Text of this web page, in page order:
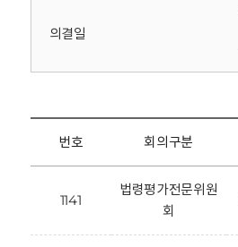
의결일
번호 회의구분
1141
법령평가전문위원
회